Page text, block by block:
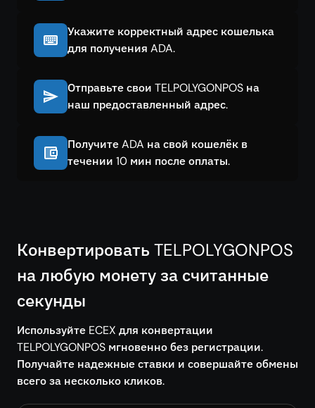
Укажите корректный адрес кошелька
для получения ADA.
Отправьте свои TELPOLYGONPOS на
наш предоставленный адрес.
Получите ADA на свой кошелёк в
течении 10 мин после оплаты.
Конвертировать TELPOLYGONPOS
на любую монету за считанные
секунды
Используйте ECEX для конвертации
TELPOLYGONPOS мгновенно без регистрации.
Получайте надежные ставки и совершайте обмены
всего за несколько кликов.